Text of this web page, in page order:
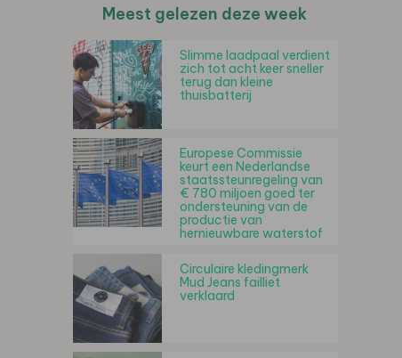
Meest gelezen deze week
Slimme laadpaal verdient
zich tot acht keer sneller
terug dan kleine
thuisbatterij
Europese Commissie
keurt een Nederlandse
staatssteunregeling van
€ 780 miljoen goed ter
ondersteuning van de
productie van
hernieuwbare waterstof
Circulaire kledingmerk
Mud Jeans failliet
verklaard